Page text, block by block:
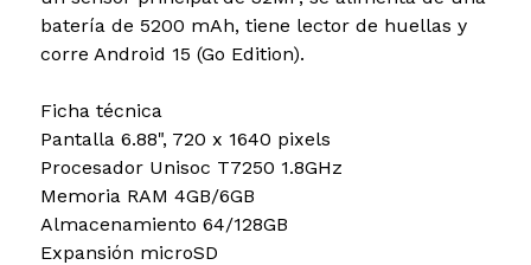
batería de 5200 mAh, tiene lector de huellas y
corre Android 15 (Go Edition).
Ficha técnica
Pantalla 6.88", 720 x 1640 pixels
Procesador Unisoc T7250 1.8GHz
Memoria RAM 4GB/6GB
Almacenamiento 64/128GB
Expansión microSD